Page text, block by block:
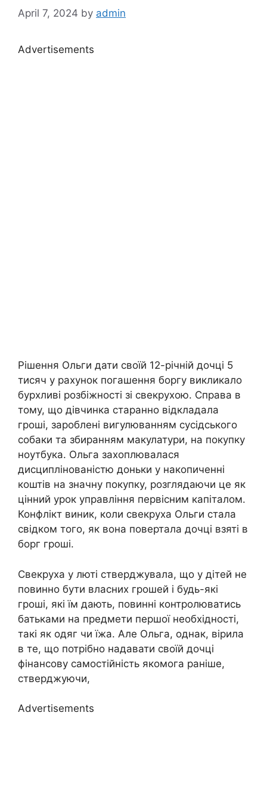
April 7, 2024 by admin
Advertisements
Рішення Ольги дати своїй 12-річній дочці 5
тисяч у рахунок погашення боргу викликало
бурхливі розбіжності зі свекрухою. Справа в
тому, що дівчинка старанно відкладала
гроші, зароблені вигулюванням сусідського
собаки та збиранням макулатури, на покупку
ноутбука. Ольга захоплювалася
дисциплінованістю доньки у накопиченні
коштів на значну покупку, розглядаючи це як
цінний урок управління первісним капіталом.
Конфлікт виник, коли свекруха Ольги стала
свідком того, як вона повертала дочці взяті в
борг гроші.
Свекруха у люті стверджувала, що у дітей не
повинно бути власних грошей і будь-які
гроші, які їм дають, повинні контролюватись
батьками на предмети першої необхідності,
такі як одяг чи їжа. Але Ольга, однак, вірила
в те, що потрібно надавати своїй дочці
фінансову самостійність якомога раніше,
стверджуючи,
Advertisements